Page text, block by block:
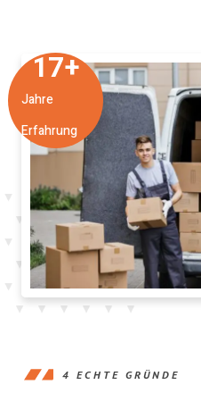
Jahre
Erfahrung
17+
4 ECHTE GRÜNDE